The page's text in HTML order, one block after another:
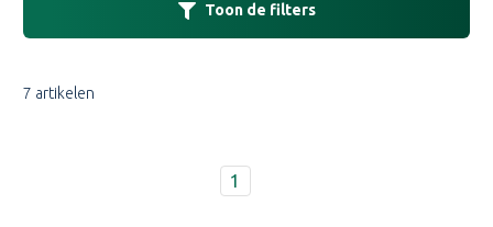
7 artikelen
1
Toon de filters